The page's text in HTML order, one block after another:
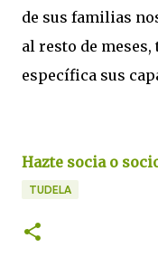
de sus familias
al resto de
específica sus
Hazte socia o
TUDELA